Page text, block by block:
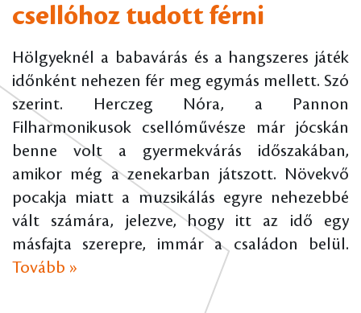
csellóhoz tudott férni
Hölgyeknél a babavárás és a hangszeres játék
időnként nehezen fér meg egymás mellett. Szó
szerint. Herczeg Nóra, a Pannon
Filharmonikusok csellóművésze már jócskán
benne volt a gyermekvárás időszakában,
amikor még a zenekarban játszott. Növekvő
pocakja miatt a muzsikálás egyre nehezebbé
vált számára, jelezve, hogy itt az idő egy
másfajta szerepre, immár a családon belül.
Tovább »